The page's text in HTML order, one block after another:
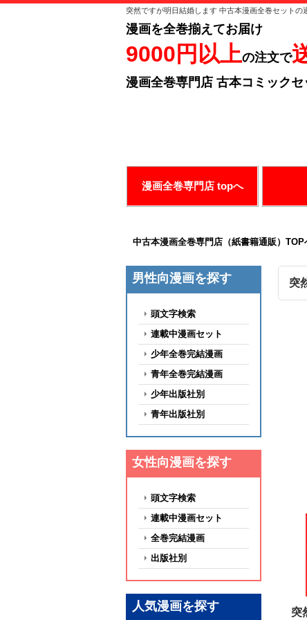
突然ですが明日結婚します 中古本漫画全巻セットの
漫画を全巻揃えてお届け
9000円以上の注文で
漫画全巻専門店 古本コミックセ
漫画全巻専門店 topへ
中古本漫画全巻専門店（紙書籍通販）TOP
男性向漫画を探す
頭文字検索
連載中漫画セット
少年全巻完結漫画
青年全巻完結漫画
少年出版社別
青年出版社別
女性向漫画を探す
頭文字検索
連載中漫画セット
全巻完結漫画
出版社別
人気漫画を探す
突
突